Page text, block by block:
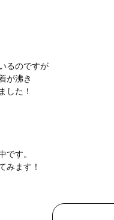
るのですが
が沸き
した！
です。
みます！